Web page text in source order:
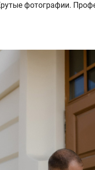
фотографии.